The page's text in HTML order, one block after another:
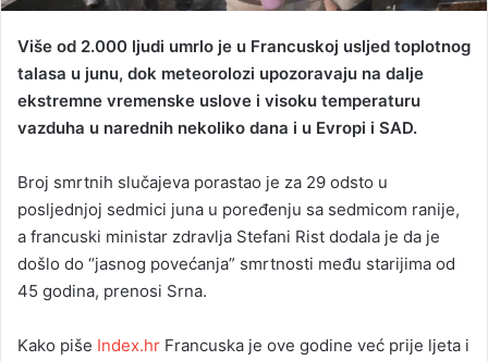
Više od 2.000 ljudi umrlo je u Francuskoj usljed toplotnog
talasa u junu, dok meteorolozi upozoravaju na dalje
ekstremne vremenske uslove i visoku temperaturu
vazduha u narednih nekoliko dana i u Evropi i SAD.
Broj smrtnih slučajeva porastao je za 29 odsto u
posljednjoj sedmici juna u poređenju sa sedmicom ranije,
a francuski ministar zdravlja Stefani Rist dodala je da je
došlo do “jasnog povećanja” smrtnosti među starijima od
45 godina, prenosi Srna.
Kako piše Index.hr Francuska je ove godine već prije ljeta i